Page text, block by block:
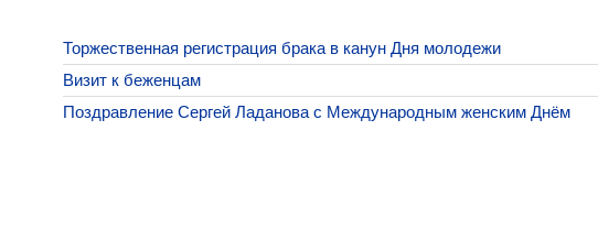
Торжественная регистрация брака в канун Дня молодежи
Визит к беженцам
Поздравление Сергей Ладанова с Международным женским Днём